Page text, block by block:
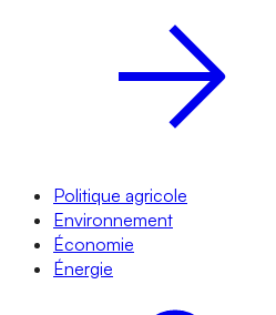
Politique agricole
Environnement
Économie
Énergie